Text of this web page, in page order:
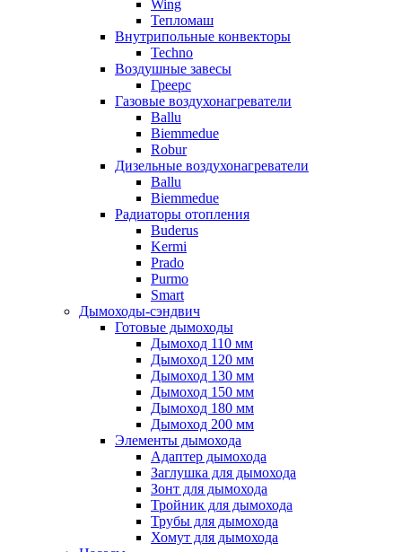
Wing
Тепломаш
Внутрипольные конвекторы
Techno
Воздушные завесы
Греерс
Газовые воздухонагреватели
Ballu
Biemmedue
Robur
Дизельные воздухонагреватели
Ballu
Biemmedue
Радиаторы отопления
Buderus
Kermi
Prado
Purmo
Smart
Дымоходы-сэндвич
Готовые дымоходы
Дымоход 110 мм
Дымоход 120 мм
Дымоход 130 мм
Дымоход 150 мм
Дымоход 180 мм
Дымоход 200 мм
Элементы дымохода
Адаптер дымохода
Заглушка для дымохода
Зонт для дымохода
Тройник для дымохода
Трубы для дымохода
Хомут для дымохода